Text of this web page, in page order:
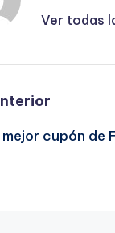
Ver todas
cupón de